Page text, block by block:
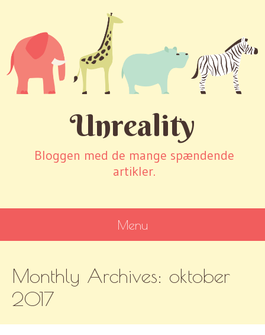
Unreality
Bloggen med de mange spændende
artikler.
Menu
CONTENT
Monthly Archives: oktober
2017